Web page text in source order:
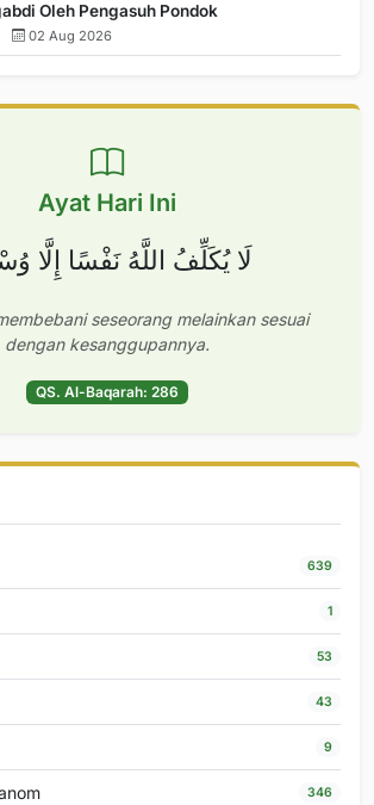
Oleh Pengasuh Pondok
02 Aug 2026
Ayat Hari Ini
لَا يُكَلِّفُ اللَّهُ نَفْسًا إِلَّا
seseorang melainkan sesuai
dengan kesanggupannya.
QS. Al-Baqarah: 286
639
1
53
43
9
346